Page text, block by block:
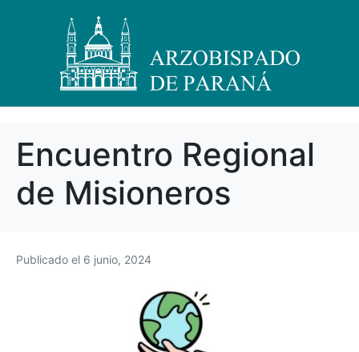
Encuentro Regional
de Misioneros
Publicado el 6 junio, 2024